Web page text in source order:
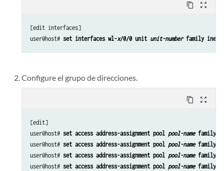
content_copy zoom_out_map
[edit interfaces]
user@host# set interfaces wl-x/0/0 unit unit-number family inet
Configure el grupo de direcciones.
content_copy zoom_out_map
[edit]
user@host# set access address-assignment pool pool-name family
user@host# set access address-assignment pool pool-name family
user@host# set access address-assignment pool pool-name family
user@host# set access address-assignment pool pool-name family